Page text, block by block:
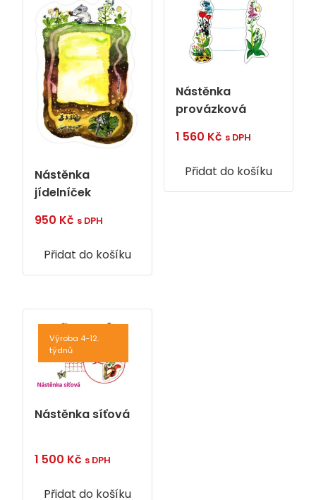
Nástěnka
jídelníček
950 Kč s DPH
Přidat do košíku
Nástěnka
provázková
1 560 Kč s DPH
Přidat do košíku
Výroba 4-12.
týdnů
Nástěnka síťová
1 500 Kč s DPH
Přidat do košíku